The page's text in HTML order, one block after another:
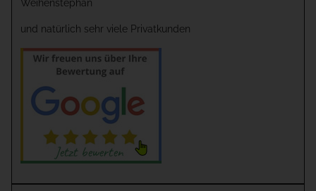
Weihenstephan
und natürlich sehr viele Privatkunden